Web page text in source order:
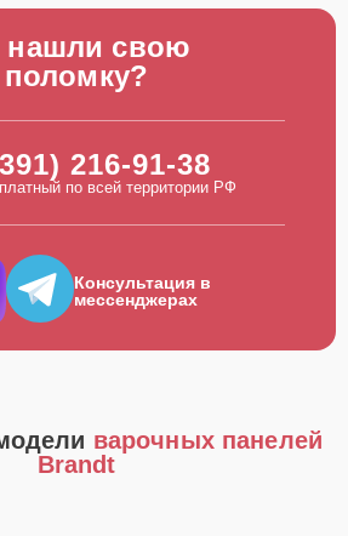
нашли свою
поломку?
216-91-38
по всей территории РФ
Консультация в
мессенджерах
варочных панелей
Brandt